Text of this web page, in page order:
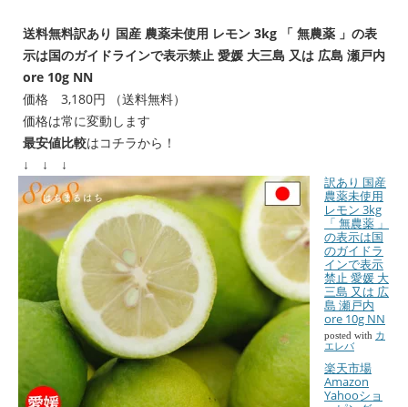
送料無料訳あり 国産 農薬未使用 レモン 3kg 「 無農薬 」の表
示は国のガイドラインで表示禁止 愛媛 大三島 又は 広島 瀬戸内
ore 10g NN
価格 3,180円 （送料無料）
価格は常に変動します
最安値比較はコチラから！
↓ ↓ ↓
訳あり 国産
農薬未使用
レモン 3kg
「 無農薬 」
の表示は国
のガイドラ
インで表示
禁止 愛媛 大
三島 又は 広
島 瀬戸内
ore 10g NN
posted with カ
エレバ
楽天市場
Amazon
Yahooショ